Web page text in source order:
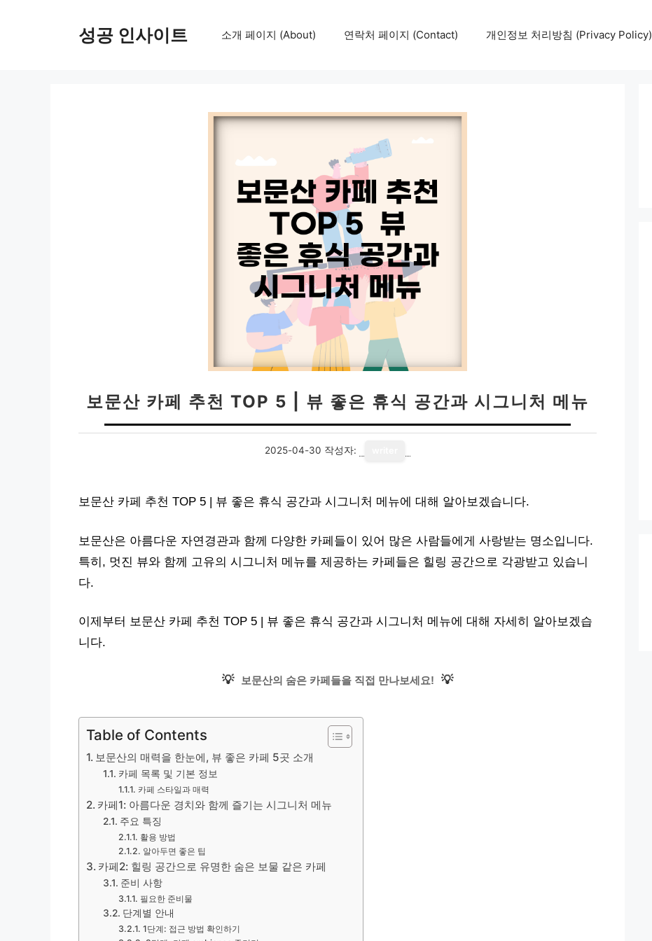
성공 인사이트 소개 페이지 (About) 연락처 페이지 (Contact) 개인정보 처리방침 (Privacy Policy)
보문산 카페 추천 TOP 5 | 뷰 좋은 휴식 공간과 시그니처 메뉴
2025-04-30 작성자:
보문산 카페 추천 TOP 5 | 뷰 좋은 휴식 공간과 시그니처 메뉴에 대해 알아보겠습니다.
보문산은 아름다운 자연경관과 함께 다양한 카페들이 있어 많은 사람들에게 사랑받는 명소입니다.
특히, 멋진 뷰와 함께 고유의 시그니처 메뉴를 제공하는 카페들은 힐링 공간으로 각광받고 있습니
다.
이제부터 보문산 카페 추천 TOP 5 | 뷰 좋은 휴식 공간과 시그니처 메뉴에 대해 자세히 알아보겠습
니다.
💡 보문산의 숨은 카페들을 직접 만나보세요! 💡
Table of Contents
보문산의 매력을 한눈에, 뷰 좋은 카페 5곳 소개
카페 목록 및 기본 정보
카페 스타일과 매력
카페1: 아름다운 경치와 함께 즐기는 시그니처 메뉴
주요 특징
활용 방법
알아두면 좋은 팁
카페2: 힐링 공간으로 유명한 숨은 보물 같은 카페
준비 사항
필요한 준비물
단계별 안내
1단계: 접근 방법 확인하기